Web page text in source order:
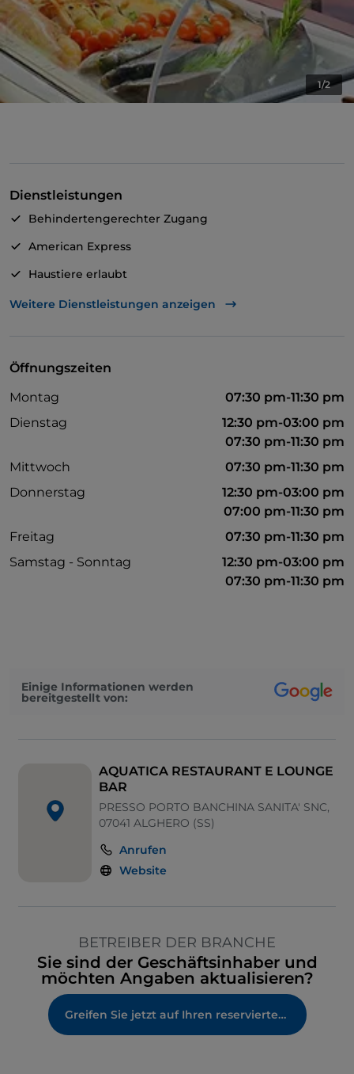
1/2
Dienstleistungen
Behindertengerechter Zugang
American Express
Haustiere erlaubt
Behindertengerechtes Badezimmer
WLAN
Visa
Weitere Dienstleistungen anzeigen
Öffnungszeiten
Montag
07:30 pm-11:30 pm
Dienstag
12:30 pm-03:00 pm
07:30 pm-11:30 pm
Mittwoch
07:30 pm-11:30 pm
Donnerstag
12:30 pm-03:00 pm
07:00 pm-11:30 pm
Freitag
07:30 pm-11:30 pm
Samstag - Sonntag
12:30 pm-03:00 pm
07:30 pm-11:30 pm
Einige Informationen werden
bereitgestellt von:
AQUATICA RESTAURANT E LOUNGE
BAR
PRESSO PORTO BANCHINA SANITA' SNC,
07041 ALGHERO (SS)
Anrufen
Website
BETREIBER DER BRANCHE
Sie sind der Geschäftsinhaber und
möchten Angaben aktualisieren?
Greifen Sie jetzt auf Ihren reservierten Bereich zu